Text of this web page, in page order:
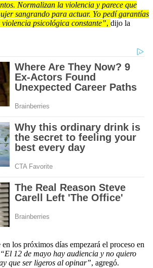
Normalizan la violencia y parece que
sangrando para actuar. Yo pedí garantías
psicológica constante”, dijo la
los próximos días empezará el proceso en
“El 12 de mayo hay audiencia y no quiero
que ser ligeros al opinar”, agregó.